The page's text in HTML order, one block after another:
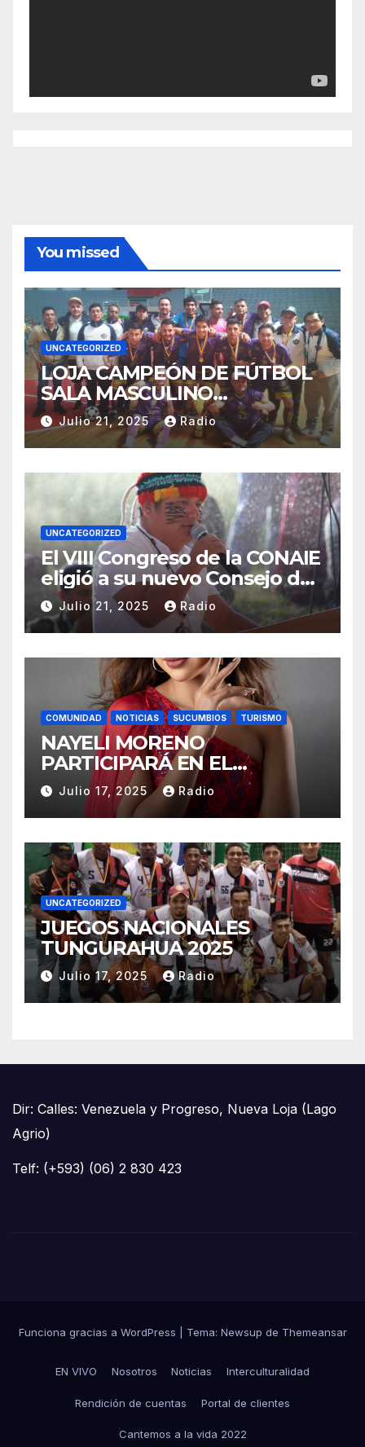
You missed
UNCATEGORIZED
LOJA CAMPEÓN DE FÚTBOL
SALA MASCULINO
TUNGURAHUA 2025.
Julio 21, 2025 Radio
UNCATEGORIZED
El VIII Congreso de la CONAIE
eligió a su nuevo Consejo de
Gobierno de la CONAIE 2025–
2028.
Julio 21, 2025 Radio
COMUNIDAD NOTICIAS SUCUMBIOS TURISMO
NAYELI MORENO
PARTICIPARÁ EN EL
REINADO NACIONAL DEL
CAFÉ LA TOQUILLA 2025 EN
REPRESENTACIÓN DE
SUCUMBÍOS
Julio 17, 2025 Radio
UNCATEGORIZED
JUEGOS NACIONALES
TUNGURAHUA 2025
Julio 17, 2025 Radio
Dir: Calles: Venezuela y Progreso, Nueva Loja (Lago
Agrio)
Telf: (+593) (06) 2 830 423
Funciona gracias a WordPress Tema: Newsup de Themeansar
EN VIVO Nosotros Noticias Interculturalidad
Rendición de cuentas Portal de clientes
Cantemos a la vida 2022